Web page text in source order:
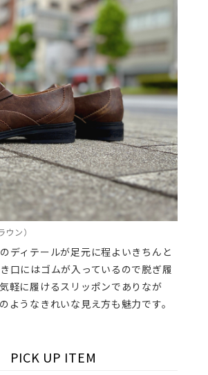
ン）
ディテールが足元に程よいきちんと
口にはゴムが入っているので脱ぎ履
軽に履けるスリッポンでありなが
ようなきれいな見え方も魅力です。
PICK UP ITEM